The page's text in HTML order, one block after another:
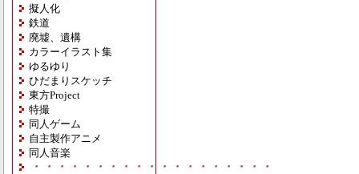
擬人化
鉄道
廃墟、遺構
カラーイラスト集
ゆるゆり
ひだまりスケッチ
東方Project
特撮
同人ゲーム
自主製作アニメ
同人音楽
・・・・・・・・・・・・・・・・・・・